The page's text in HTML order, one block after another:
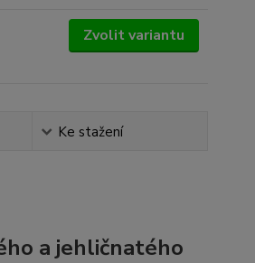
Zvolit variantu
Ke stažení
a jehličnatého